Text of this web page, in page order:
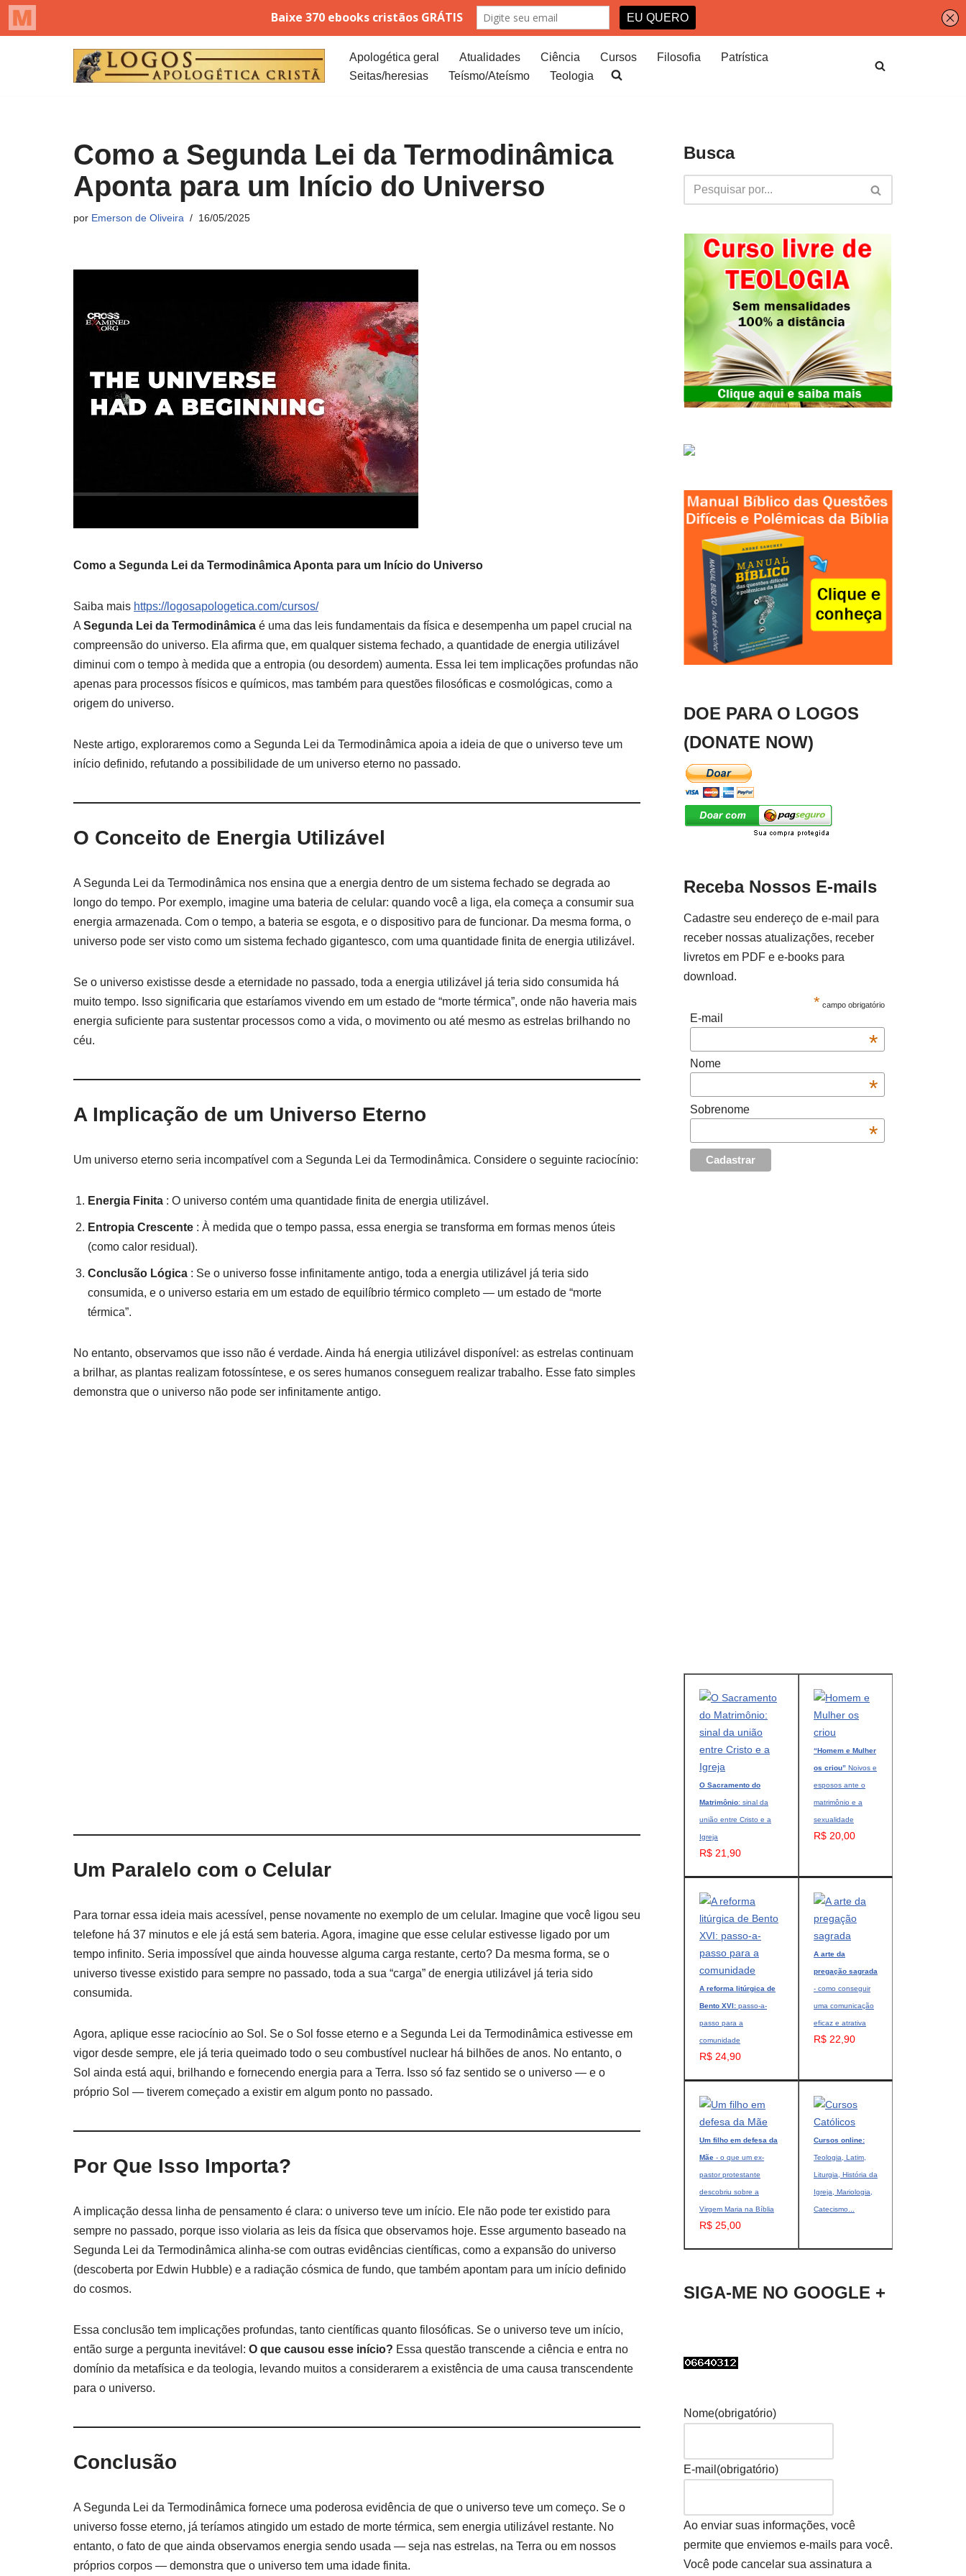
Apologética geral Atualidades Ciência Cursos Filosofia
Patrística
Seitas/heresias
Teísmo/Ateísmo Teologia
Como a Segunda Lei da Termodinâmica
Aponta para um Início do Universo
por Emerson de Oliveira 16/05/2025
Como a Segunda Lei da Termodinâmica Aponta para um Início do Universo
Saiba mais https://logosapologetica.com/cursos/
A Segunda Lei da Termodinâmica é uma das leis fundamentais da física e desempenha um papel crucial na
compreensão do universo. Ela afirma que, em qualquer sistema fechado, a quantidade de energia utilizável
diminui com o tempo à medida que a entropia (ou desordem) aumenta. Essa lei tem implicações profundas não
apenas para processos físicos e químicos, mas também para questões filosóficas e cosmológicas, como a
origem do universo.
Neste artigo, exploraremos como a Segunda Lei da Termodinâmica apoia a ideia de que o universo teve um
início definido, refutando a possibilidade de um universo eterno no passado.
O Conceito de Energia Utilizável
A Segunda Lei da Termodinâmica nos ensina que a energia dentro de um sistema fechado se degrada ao
longo do tempo. Por exemplo, imagine uma bateria de celular: quando você a liga, ela começa a consumir sua
energia armazenada. Com o tempo, a bateria se esgota, e o dispositivo para de funcionar. Da mesma forma, o
universo pode ser visto como um sistema fechado gigantesco, com uma quantidade finita de energia utilizável.
Se o universo existisse desde a eternidade no passado, toda a energia utilizável já teria sido consumida há
muito tempo. Isso significaria que estaríamos vivendo em um estado de “morte térmica”, onde não haveria mais
energia suficiente para sustentar processos como a vida, o movimento ou até mesmo as estrelas brilhando no
céu.
A Implicação de um Universo Eterno
Um universo eterno seria incompatível com a Segunda Lei da Termodinâmica. Considere o seguinte raciocínio:
Energia Finita : O universo contém uma quantidade finita de energia utilizável.
Entropia Crescente : À medida que o tempo passa, essa energia se transforma em formas menos úteis
(como calor residual).
Conclusão Lógica : Se o universo fosse infinitamente antigo, toda a energia utilizável já teria sido
consumida, e o universo estaria em um estado de equilíbrio térmico completo — um estado de “morte
térmica”.
No entanto, observamos que isso não é verdade. Ainda há energia utilizável disponível: as estrelas continuam
a brilhar, as plantas realizam fotossíntese, e os seres humanos conseguem realizar trabalho. Esse fato simples
demonstra que o universo não pode ser infinitamente antigo.
Um Paralelo com o Celular
Para tornar essa ideia mais acessível, pense novamente no exemplo de um celular. Imagine que você ligou seu
telefone há 37 minutos e ele já está sem bateria. Agora, imagine que esse celular estivesse ligado por um
tempo infinito. Seria impossível que ainda houvesse alguma carga restante, certo? Da mesma forma, se o
universo tivesse existido para sempre no passado, toda a sua “carga” de energia utilizável já teria sido
consumida.
Agora, aplique esse raciocínio ao Sol. Se o Sol fosse eterno e a Segunda Lei da Termodinâmica estivesse em
vigor desde sempre, ele já teria queimado todo o seu combustível nuclear há bilhões de anos. No entanto, o
Sol ainda está aqui, brilhando e fornecendo energia para a Terra. Isso só faz sentido se o universo — e o
próprio Sol — tiverem começado a existir em algum ponto no passado.
Por Que Isso Importa?
A implicação dessa linha de pensamento é clara: o universo teve um início. Ele não pode ter existido para
sempre no passado, porque isso violaria as leis da física que observamos hoje. Esse argumento baseado na
Segunda Lei da Termodinâmica alinha-se com outras evidências científicas, como a expansão do universo
(descoberta por Edwin Hubble) e a radiação cósmica de fundo, que também apontam para um início definido
do cosmos.
Essa conclusão tem implicações profundas, tanto científicas quanto filosóficas. Se o universo teve um início,
então surge a pergunta inevitável: O que causou esse início? Essa questão transcende a ciência e entra no
domínio da metafísica e da teologia, levando muitos a considerarem a existência de uma causa transcendente
para o universo.
Conclusão
A Segunda Lei da Termodinâmica fornece uma poderosa evidência de que o universo teve um começo. Se o
universo fosse eterno, já teríamos atingido um estado de morte térmica, sem energia utilizável restante. No
entanto, o fato de que ainda observamos energia sendo usada — seja nas estrelas, na Terra ou em nossos
próprios corpos — demonstra que o universo tem uma idade finita.
Busca
DOE PARA O LOGOS
(DONATE NOW)
Receba Nossos E-mails
Cadastre seu endereço de e-mail para
receber nossas atualizações, receber
livretos em PDF e e-books para
download.
* campo obrigatório
E-mail
*
Nome
*
Sobrenome
*
O Sacramento do
Matrimônio: sinal da
união entre Cristo e a
Igreja
R$ 21,90
“Homem e Mulher
os criou” Noivos e
esposos ante o
matrimônio e a
sexualidade
R$ 20,00
A reforma litúrgica de
Bento XVI: passo-a-
passo para a
comunidade
R$ 24,90
A arte da
pregação sagrada
- como conseguir
uma comunicação
eficaz e atrativa
R$ 22,90
Um filho em defesa da
Mãe - o que um ex-
pastor protestante
descobriu sobre a
Virgem Maria na Bíblia
R$ 25,00
Cursos online:
Teologia, Latim,
Liturgia, História da
Igreja, Mariologia,
Catecismo...
SIGA-ME NO GOOGLE +
Nome(obrigatório)
E-mail (obrigatório)
Ao enviar suas informações, você
permite que enviemos e-mails para você.
Você pode cancelar sua assinatura a